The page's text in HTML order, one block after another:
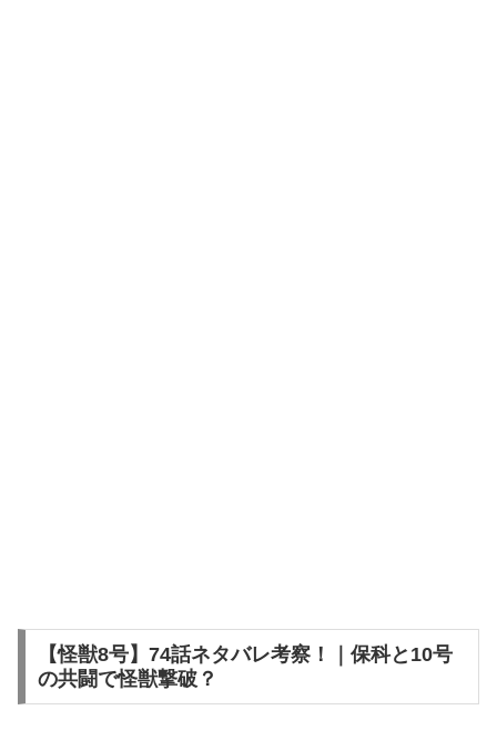
【怪獣8号】74話ネタバレ考察！｜保科と10号
の共闘で怪獣撃破？